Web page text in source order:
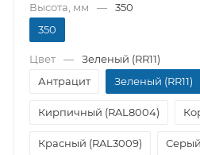
Высота, мм —
350
350
Цвет —
Зеленый (RR11)
Антрацит
Зеленый (RR11)
Кирпичный (RAL8004)
Красный (RAL3009) Серый